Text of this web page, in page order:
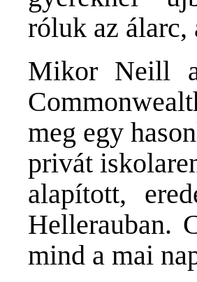
róluk az álarc,
Mikor Neill
meg egy
privát
alapított,
Hellerauban.
mind a mai